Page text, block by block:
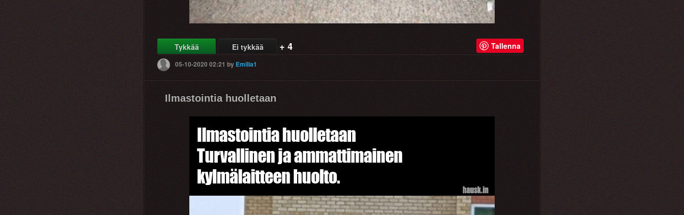
Tykkää Ei tykkää + 4 Tallenna
05-10-2020 02:21 by Emilia1
Ilmastointia huolletaan